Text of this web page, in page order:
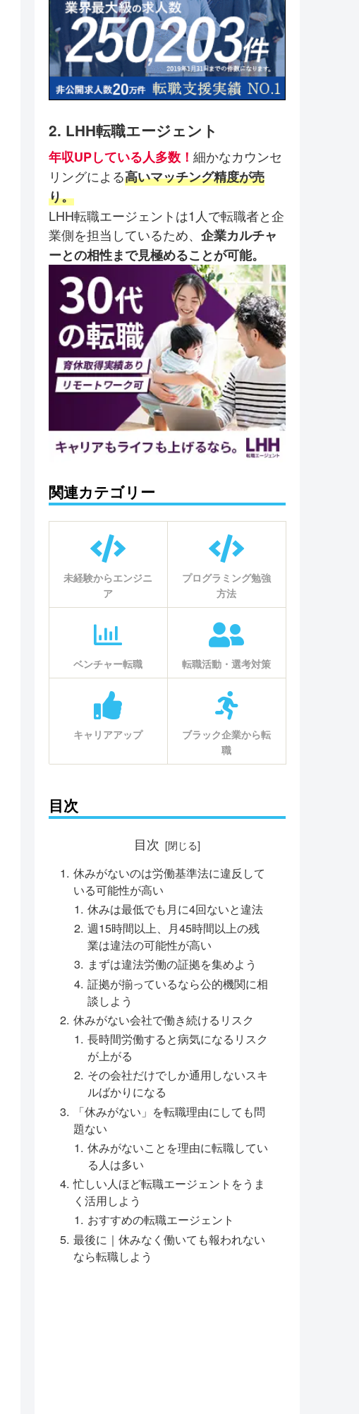
2. LHH転職エージェント
年収UPしている人多数！ 細かなカウンセ
リングによる高いマッチング精度が売
り。
LHH転職エージェントは1人で転職者と企
業側を担当しているため、 企業カルチャ
ーとの相性まで見極めることが可能。
関連カテゴリー
未経験からエンジニ
ア
プログラミング勉強
方法
ベンチャー転職 転職活動・選考対策
キャリアアップ
ブラック企業から転
職
目次
目次
休みがないのは労働基準法に違反して
いる可能性が高い
休みは最低でも月に4回ないと違法
週15時間以上、月45時間以上の残
業は違法の可能性が高い
まずは違法労働の証拠を集めよう
証拠が揃っているなら公的機関に相
談しよう
休みがない会社で働き続けるリスク
長時間労働すると病気になるリスク
が上がる
その会社だけでしか通用しないスキ
ルばかりになる
「休みがない」を転職理由にしても問
題ない
休みがないことを理由に転職してい
る人は多い
忙しい人ほど転職エージェントをうま
く活用しよう
おすすめの転職エージェント
最後に｜休みなく働いても報われない
なら転職しよう